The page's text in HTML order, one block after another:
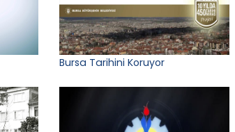
Bursa Tarihini Koruyor